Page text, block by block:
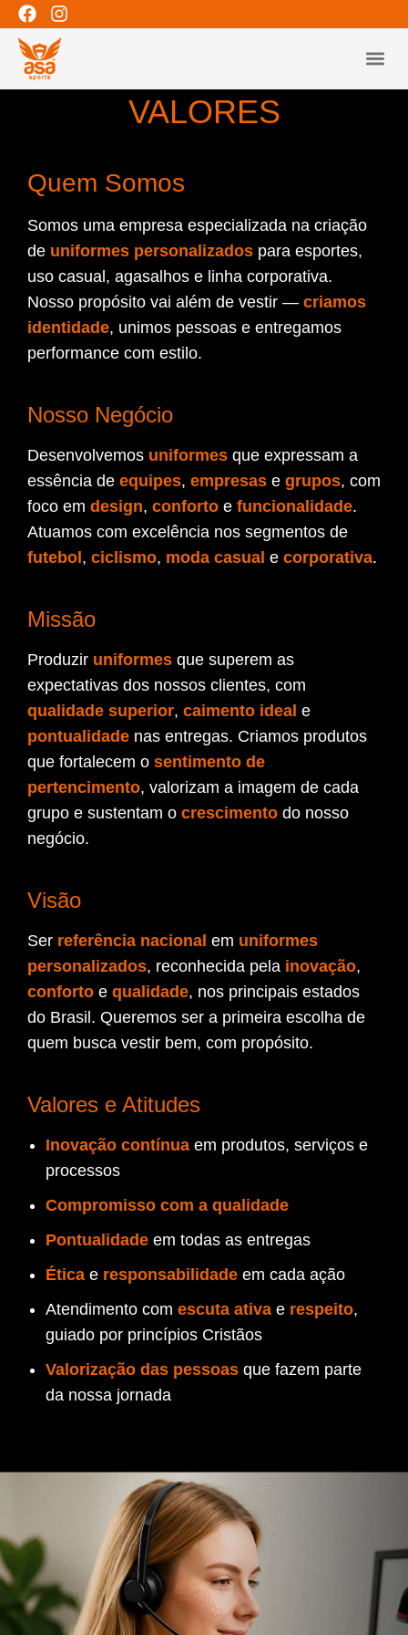
VALORES
Quem Somos
Somos uma empresa especializada na criação
de uniformes personalizados para esportes,
uso casual, agasalhos e linha corporativa.
Nosso propósito vai além de vestir — criamos
identidade, unimos pessoas e entregamos
performance com estilo.
Nosso Negócio
Desenvolvemos uniformes que expressam a
essência de equipes, empresas e grupos, com
foco em design, conforto e funcionalidade.
Atuamos com excelência nos segmentos de
futebol , ciclismo, moda casual e corporativa.
Missão
Produzir uniformes que superem as
expectativas dos nossos clientes, com
qualidade superior, caimento ideal e
pontualidade nas entregas. Criamos produtos
que fortalecem o sentimento de
pertencimento, valorizam a imagem de cada
grupo e sustentam o crescimento do nosso
negócio.
Visão
Ser referência nacional em uniformes
personalizados, reconhecida pela inovação,
conforto e qualidade, nos principais estados
do Brasil. Queremos ser a primeira escolha de
quem busca vestir bem, com propósito.
Valores e Atitudes
Inovação contínua em produtos, serviços e
processos
Compromisso com a qualidade
Pontualidade em todas as entregas
Ética e responsabilidade em cada ação
Atendimento com escuta ativa e respeito,
guiado por princípios Cristãos
Valorização das pessoas que fazem parte
da nossa jornada